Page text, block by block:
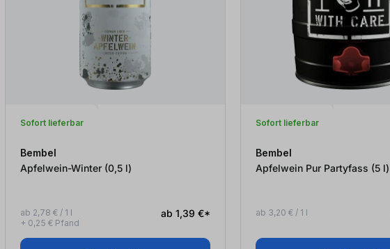
Sofort lieferbar
Bembel
Apfelwein-Winter (0,5 l)
ab 2,78 € / 1 l
+ 0,25 € Pfand
ab 1,39 €*
Sofort lieferbar
Bembel
Apfelwein Pur Partyfass (5 l)
ab 3,20 € / 1 l